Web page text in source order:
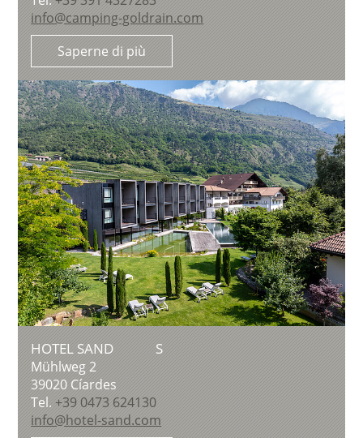
info@camping-goldrain.com
Saperne di più
HOTEL SAND S
Mühlweg 2
39020 Cíardes
Tel.+39 0473 624130
info@hotel-sand.com